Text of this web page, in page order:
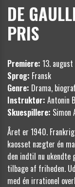
DE
PRIS
Premiere: 13. august
Sprog: Fransk
Genre: Drama,
Instruktør: Antonin
Skuespillere: Simon
Året er 1940.
kaosset nægter én
den indtil nu ukendte
tilbage af friheden.
med én irrationel